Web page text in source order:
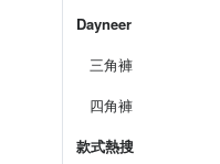
Dayneer
三角褲
四角褲
款式熱搜